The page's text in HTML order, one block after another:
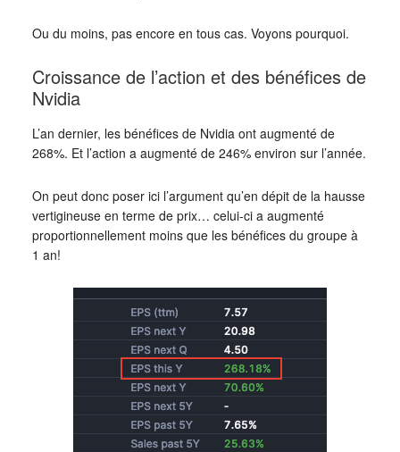
Ou du moins, pas encore en tous cas. Voyons pourquoi.
Croissance de l’action et des bénéfices de
Nvidia
L’an dernier, les bénéfices de Nvidia ont augmenté de
268%. Et l’action a augmenté de 246% environ sur l’année.
On peut donc poser ici l’argument qu’en dépit de la hausse
vertigineuse en terme de prix… celui-ci a augmenté
proportionnellement moins que les bénéfices du groupe à
1 an!